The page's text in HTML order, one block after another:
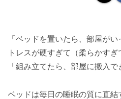
「ベッドを置いたら、部屋が
トレスが硬すぎて（柔らかすぎ
「組み立てたら、部屋に搬入で
ベッドは毎日の睡眠の質に直